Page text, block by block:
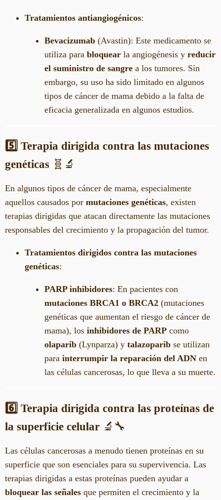
Tratamientos antiangiogénicos:
Bevacizumab (Avastin): Este medicamento se
utiliza para bloquear la angiogénesis y reducir
el suministro de sangre a los tumores. Sin
embargo, su uso ha sido limitado en algunos
tipos de cáncer de mama debido a la falta de
eficacia generalizada en algunos estudios.
5️⃣ Terapia dirigida contra las mutaciones
genéticas 🧬🔬
En algunos tipos de cáncer de mama, especialmente
aquellos causados por mutaciones genéticas, existen
terapias dirigidas que atacan directamente las mutaciones
responsables del crecimiento y la propagación del tumor.
Tratamientos dirigidos contra las mutaciones
genéticas:
PARP inhibidores: En pacientes con
mutaciones BRCA1 o BRCA2 (mutaciones
genéticas que aumentan el riesgo de cáncer de
mama), los inhibidores de PARP como
olaparib (Lynparza) y talazoparib se utilizan
para interrumpir la reparación del ADN en
las células cancerosas, lo que lleva a su muerte.
6️⃣ Terapia dirigida contra las proteínas de
la superficie celular 🔬🔧
Las células cancerosas a menudo tienen proteínas en su
superficie que son esenciales para su supervivencia. Las
terapias dirigidas a estas proteínas pueden ayudar a
bloquear las señales que permiten el crecimiento y la